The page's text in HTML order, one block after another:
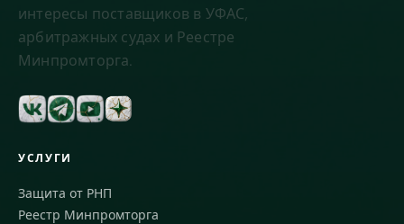
интересы поставщиков в УФАС,
арбитражных судах и Реестре
Минпромторга.
УСЛУГИ
Защита от РНП
Реестр Минпромторга